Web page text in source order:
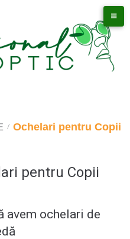
/ Ochelari pentru Copii
pentru Copii
avem ochelari de